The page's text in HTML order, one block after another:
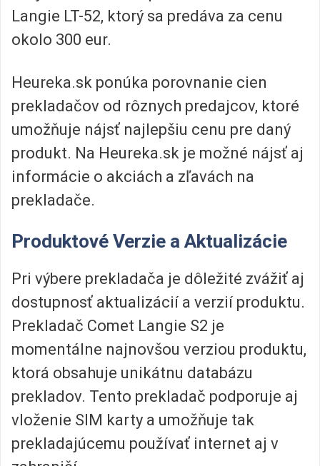
Langie LT-52, ktorý sa predáva za cenu
okolo 300 eur.
Heureka.sk ponúka porovnanie cien
prekladačov od rôznych predajcov, ktoré
umožňuje nájsť najlepšiu cenu pre daný
produkt. Na Heureka.sk je možné nájsť aj
informácie o akciách a zľavách na
prekladače.
Produktové Verzie a Aktualizácie
Pri výbere prekladača je dôležité zvážiť aj
dostupnosť aktualizácií a verzií produktu.
Prekladač Comet Langie S2 je
momentálne najnovšou verziou produktu,
ktorá obsahuje unikátnu databázu
prekladov. Tento prekladač podporuje aj
vloženie SIM karty a umožňuje tak
prekladajúcemu používať internet aj v